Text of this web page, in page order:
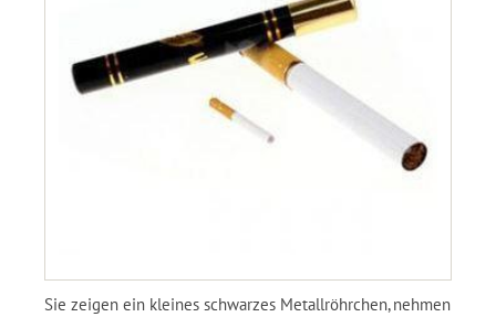
Sie zeigen ein kleines schwarzes Metallröhrchen, nehmen